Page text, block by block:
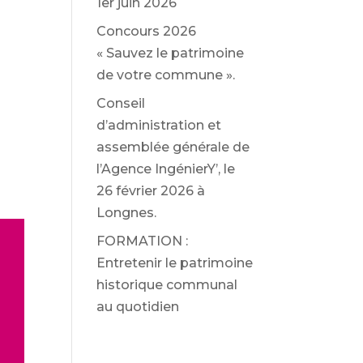
Concours 2026
« Sauvez le patrimoine
de votre commune ».
Conseil
d’administration et
assemblée générale de
l’Agence IngénierY’, le
26 février 2026 à
Longnes.
FORMATION :
Entretenir le patrimoine
historique communal
au quotidien